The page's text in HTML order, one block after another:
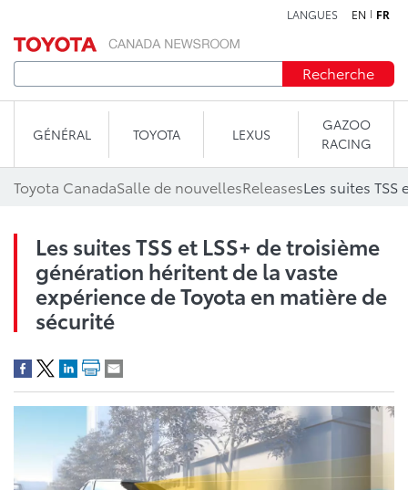
LANGUES EN FR
Recherche
GÉNÉRAL TOYOTA LEXUS
GAZOO
RACING
Toyota CanadaSalle de nouvellesReleases
Les suites TSS et LSS+ de troisième
génération héritent de la vaste
expérience de Toyota en matière de
sécurité